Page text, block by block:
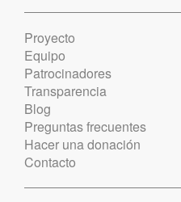
Proyecto
Equipo
Patrocinadores
Transparencia
Blog
Preguntas frecuentes
Hacer una donación
Contacto